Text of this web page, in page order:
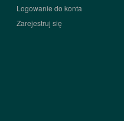
Logowanie do konta
Zarejestruj się